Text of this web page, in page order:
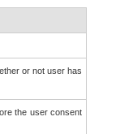
or not user has
the user consent